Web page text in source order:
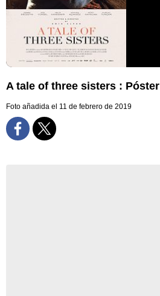
A tale of three sisters : Póster
Foto añadida el 11 de febrero de 2019